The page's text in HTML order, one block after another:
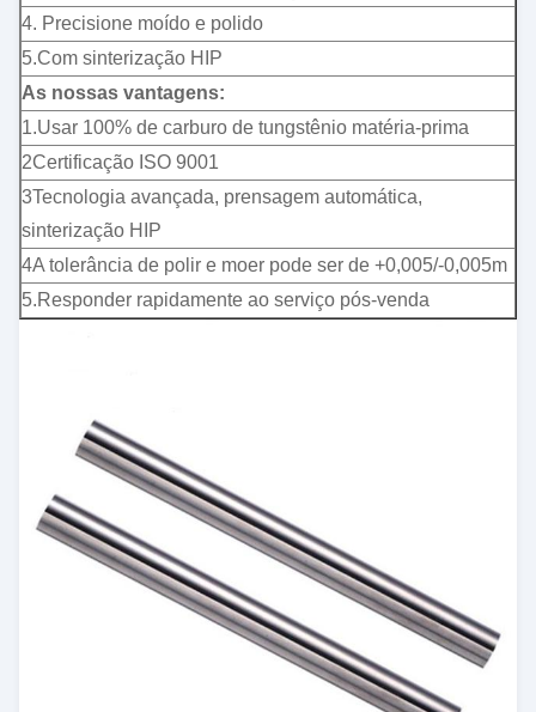
4. Precisione moído e polido
5.Com sinterização HIP
As nossas vantagens:
1.Usar 100% de carburo de tungstênio matéria-prima
2Certificação ISO 9001
3Tecnologia avançada, prensagem automática,
sinterização HIP
4A tolerância de polir e moer pode ser de +0,005/-0,005m
5.Responder rapidamente ao serviço pós-venda